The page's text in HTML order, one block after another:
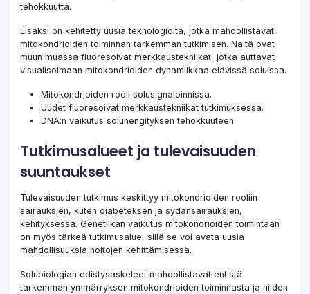
tehokkuutta.
Lisäksi on kehitetty uusia teknologioita, jotka mahdollistavat
mitokondrioiden toiminnan tarkemman tutkimisen. Näitä ovat
muun muassa fluoresoivat merkkaustekniikat, jotka auttavat
visualisoimaan mitokondrioiden dynamiikkaa elävissä soluissa.
Mitokondrioiden rooli solusignaloinnissa.
Uudet fluoresoivat merkkaustekniikat tutkimuksessa.
DNA:n vaikutus soluhengityksen tehokkuuteen.
Tutkimusalueet ja tulevaisuuden
suuntaukset
Tulevaisuuden tutkimus keskittyy mitokondrioiden rooliin
sairauksien, kuten diabeteksen ja sydänsairauksien,
kehityksessä. Genetiikan vaikutus mitokondrioiden toimintaan
on myös tärkeä tutkimusalue, sillä se voi avata uusia
mahdollisuuksia hoitojen kehittämisessä.
Solubiologian edistysaskeleet mahdollistavat entistä
tarkemman ymmärryksen mitokondrioiden toiminnasta ja niiden